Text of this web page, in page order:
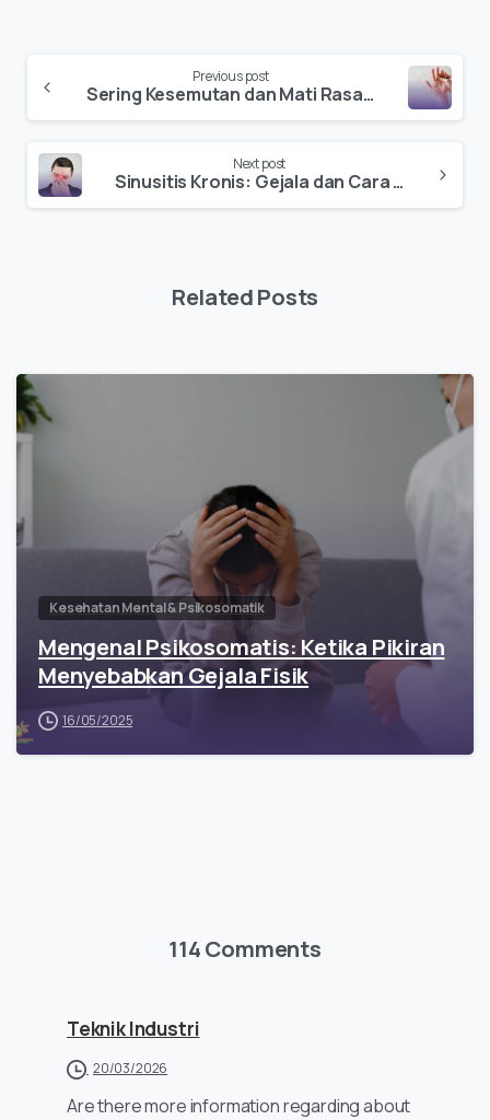
Previous post
Sering Kesemutan dan Mati Rasa? Jangan Abaikan, Bisa Jadi Tanda Bahaya!
Next post
Sinusitis Kronis: Gejala dan Cara Mengobatinya
Related Posts
Kesehatan Mental & Psikosomatik
Mengenal Psikosomatis: Ketika Pikiran
Menyebabkan Gejala Fisik
16/05/2025
114 Comments
Teknik Industri
20/03/2026
Are there more information regarding about